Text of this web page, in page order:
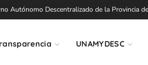
Autónomo Descentralizado de la Provincia
UNAMYDESC